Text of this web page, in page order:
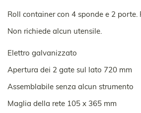
Roll container con 4 sponde e 2 porte.
Non richiede alcun utensile.
Elettro galvanizzato
Apertura dei 2 gate sul lato 720 mm
Assemblabile senza alcun strumento
Maglia della rete 105 x 365 mm